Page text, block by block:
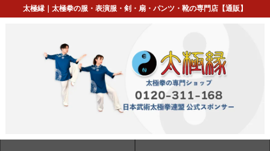
太極縁｜太極拳の服・表演服・剣・扇・パンツ・靴の専門店【通販】